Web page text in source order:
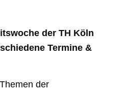
der TH Köln
Termine &
der